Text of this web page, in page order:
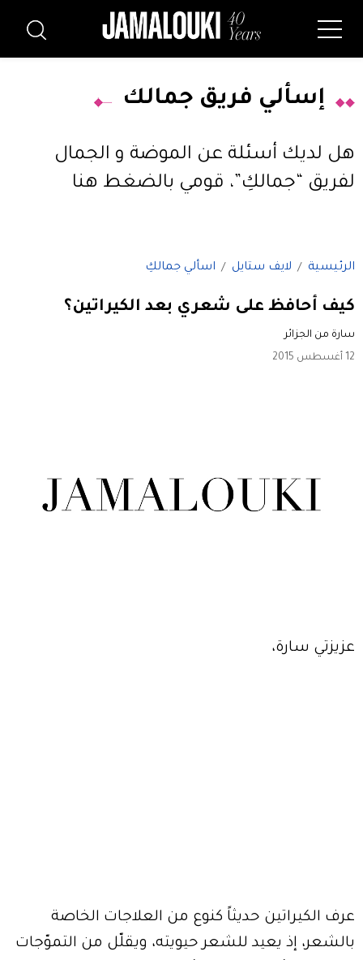
إسألي فريق جمالك
هل لديك أسئلة عن الموضة و الجمال
لفريق “جمالكِ”، قومي بالضغط هنا
الرئيسية لايف ستايل اسألي جمالكِ
كيف أحافظ على شعري بعد الكيراتين؟
سارة من الجزائر
12 أغسطس 2015
عزيزتي سارة،
عرف الكيراتين حديثاً كنوع من العلاجات الخاصة
بالشعر، إذ يعيد للشعر حيويته، ويقلّل من التموّجات